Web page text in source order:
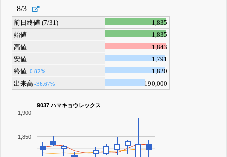
8/3
前日終値 (7/31)
1,835
始値
1,835
高値
1,843
安値
1,791
終値-0.82%
1,820
出来高-36.67% 190,000
9037 ハマキョウレックス
1,850
1,900